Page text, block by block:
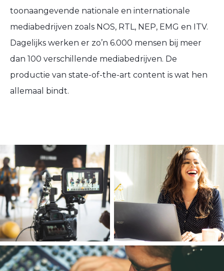
toonaangevende nationale en internationale
mediabedrijven zoals NOS, RTL, NEP, EMG en ITV.
Dagelijks werken er zo’n 6.000 mensen bij meer
dan 100 verschillende mediabedrijven. De
productie van state-of-the-art content is wat hen
allemaal bindt.